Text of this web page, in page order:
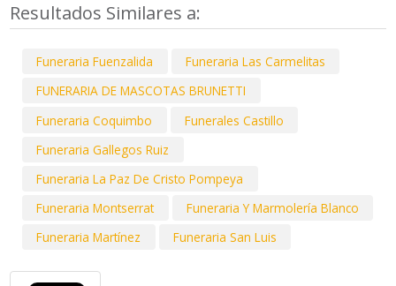
Resultados Similares a:
Funeraria Fuenzalida
Funeraria Las Carmelitas
FUNERARIA DE MASCOTAS BRUNETTI
Funeraria Coquimbo
Funerales Castillo
Funeraria Gallegos Ruiz
Funeraria La Paz De Cristo Pompeya
Funeraria Montserrat
Funeraria Y Marmolería Blanco
Funeraria Martínez
Funeraria San Luis